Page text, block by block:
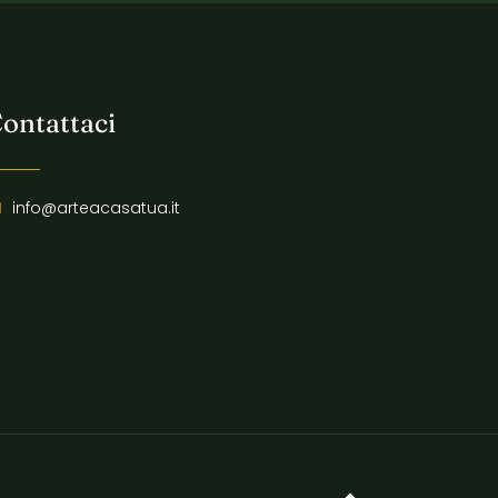
info@arteacasatua.it